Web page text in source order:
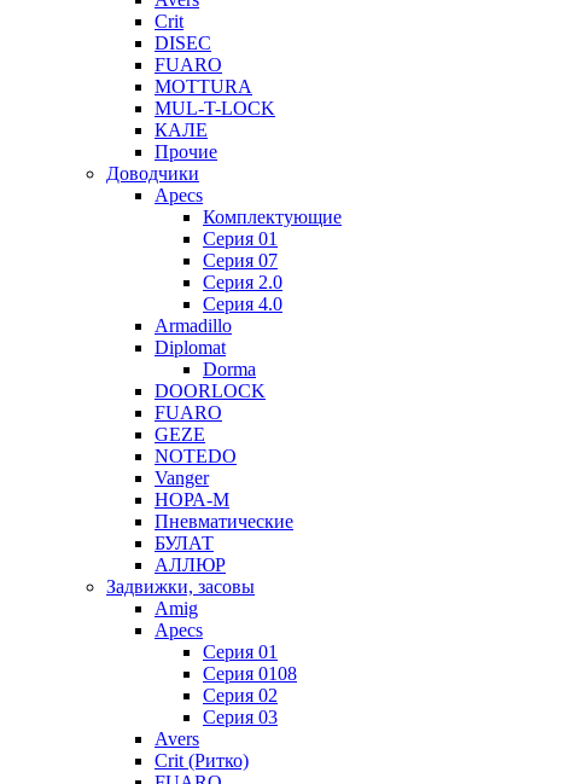
Crit
DISEC
FUARO
MOTTURA
MUL-T-LOCK
КАЛЕ
Прочие
Доводчики
Apecs
Комплектующие
Серия 01
Серия 07
Серия 2.0
Серия 4.0
Armadillo
Diplomat
Dorma
DOORLOCK
FUARO
GEZE
NOTEDO
Vanger
НОРА-М
Пневматические
БУЛАТ
АЛЛЮР
Задвижки, засовы
Amig
Apecs
Серия 01
Серия 0108
Серия 02
Серия 03
Avers
Crit (Ритко)